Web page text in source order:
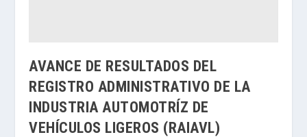
AVANCE DE RESULTADOS DEL
REGISTRO ADMINISTRATIVO DE LA
INDUSTRIA AUTOMOTRÍZ DE
VEHÍCULOS LIGEROS (RAIAVL)